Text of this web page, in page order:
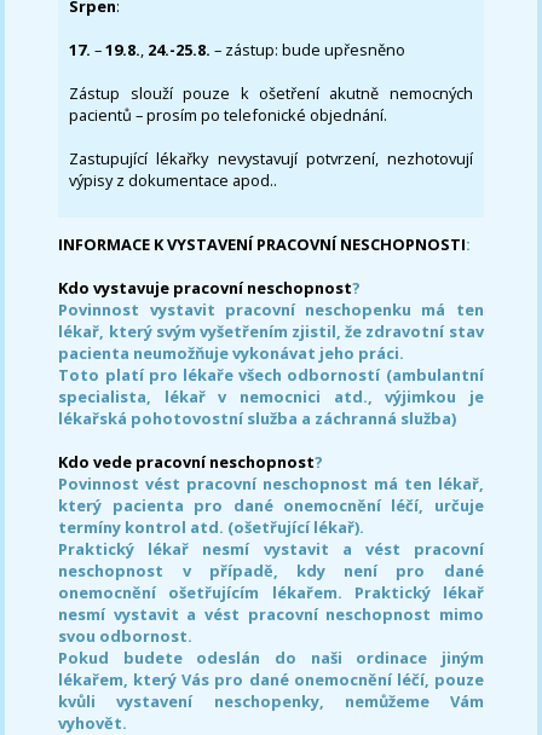
Srpen:
17. –19.8., 24.-25.8. – zástup: bude upřesněno
Zástup slouží pouze k ošetření akutně nemocných
pacientů – prosím po telefonické objednání.
Zastupující lékařky nevystavují potvrzení, nezhotovují
výpisy z dokumentace apod..
INFORMACE K VYSTAVENÍ PRACOVNÍ NESCHOPNOSTI:
Kdo vystavuje pracovní neschopnost?
Povinnost vystavit pracovní neschopenku má ten
lékař, který svým vyšetřením zjistil, že zdravotní stav
pacienta neumožňuje vykonávat jeho práci.
Toto platí pro lékaře všech odborností (ambulantní
specialista, lékař v nemocnici atd., výjimkou je
lékařská pohotovostní služba a záchranná služba)
Kdo vede pracovní neschopnost?
Povinnost vést pracovní neschopnost má ten lékař,
který pacienta pro dané onemocnění léčí, určuje
termíny kontrol atd. (ošetřující lékař).
Praktický lékař nesmí vystavit a vést pracovní
neschopnost v případě, kdy není pro dané
onemocnění ošetřujícím lékařem. Praktický lékař
nesmí vystavit a vést pracovní neschopnost mimo
svou odbornost.
Pokud budete odeslán do naši ordinace jiným
lékařem, který Vás pro dané onemocnění léčí, pouze
kvůli vystavení neschopenky, nemůžeme Vám
vyhovět.